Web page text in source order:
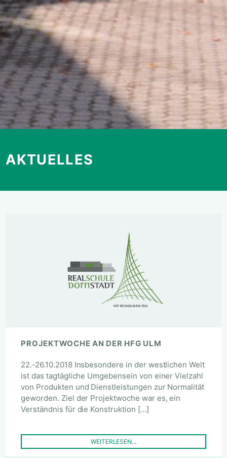
AKTUELLES
PROJEKTWOCHE AN DER HFG ULM
22.-26.10.2018 Insbesondere in der westlichen Welt
ist das tagtägliche Umgebensein von einer Vielzahl
von Produkten und Dienstleistungen zur Normalität
geworden. Ziel der Projektwoche war es, ein
Verständnis für die Konstruktion […]
WEITERLESEN...